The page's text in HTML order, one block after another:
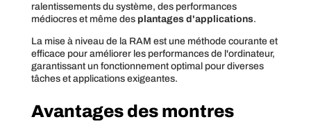
ralentissements du système, des performances
médiocres et même des plantages d'applications.
La mise à niveau de la RAM est une méthode courante et
efficace pour améliorer les performances de l'ordinateur,
garantissant un fonctionnement optimal pour diverses
tâches et applications exigeantes.
Avantages des montres